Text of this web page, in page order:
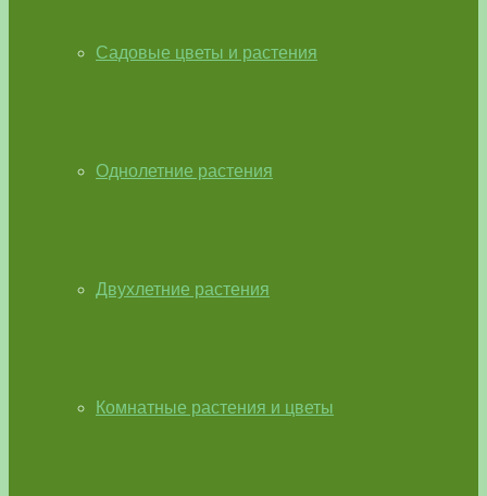
Садовые цветы и растения
Однолетние растения
Двухлетние растения
Комнатные растения и цветы